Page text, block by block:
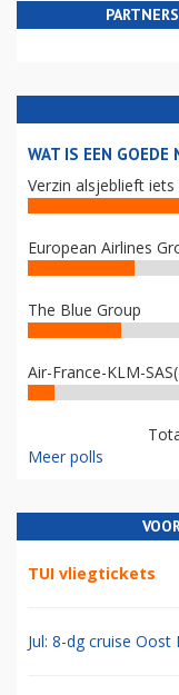
WAT IS EEN GOEDE
Verzin alsjeblieft iets
European Airlines
The Blue Group
Air-France-KLM-
Meer polls
TUI vliegtickets
Jul: 8-dg cruise